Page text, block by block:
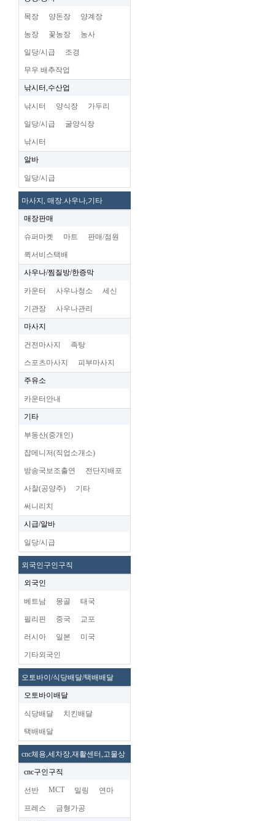
목장 양돈장 양계장
농장 꽃농장 농사
일당/시급 조경
무우 배추작업
낚시터,수산업
낚시터 양식장 가두리
일당/시급 굴양식장
낚시터
알바
일당/시급
마사지, 매장.사우나,기타
매장판매
슈퍼마켓 마트 판매/점원
퀵서비스택배
사우나/찜질방/한증막
카운터 사우나청소 세신
기관장 사우나관리
마사지
건전마사지 족탕
스포츠마사지 피부마사지
주유소
카운터안내
기타
부동산(중개인)
잡메니저(직업소개소)
방송국보조출연 전단지배포
사찰(공양주) 기타
써니리치
시급/알바
일당/시급
외국인구인구직
외국인
베트남 몽골 태국
필리핀 중국 교포
러시아 일본 미국
기타외국인
오토바이/식당배달/택배배달
오토바이배달
식당배달 치킨배달
택배배달
cnc체용,세차장,재활센터,고물상
cnc구인구직
선반 MCT 밀링 연마
프레스 금형가공